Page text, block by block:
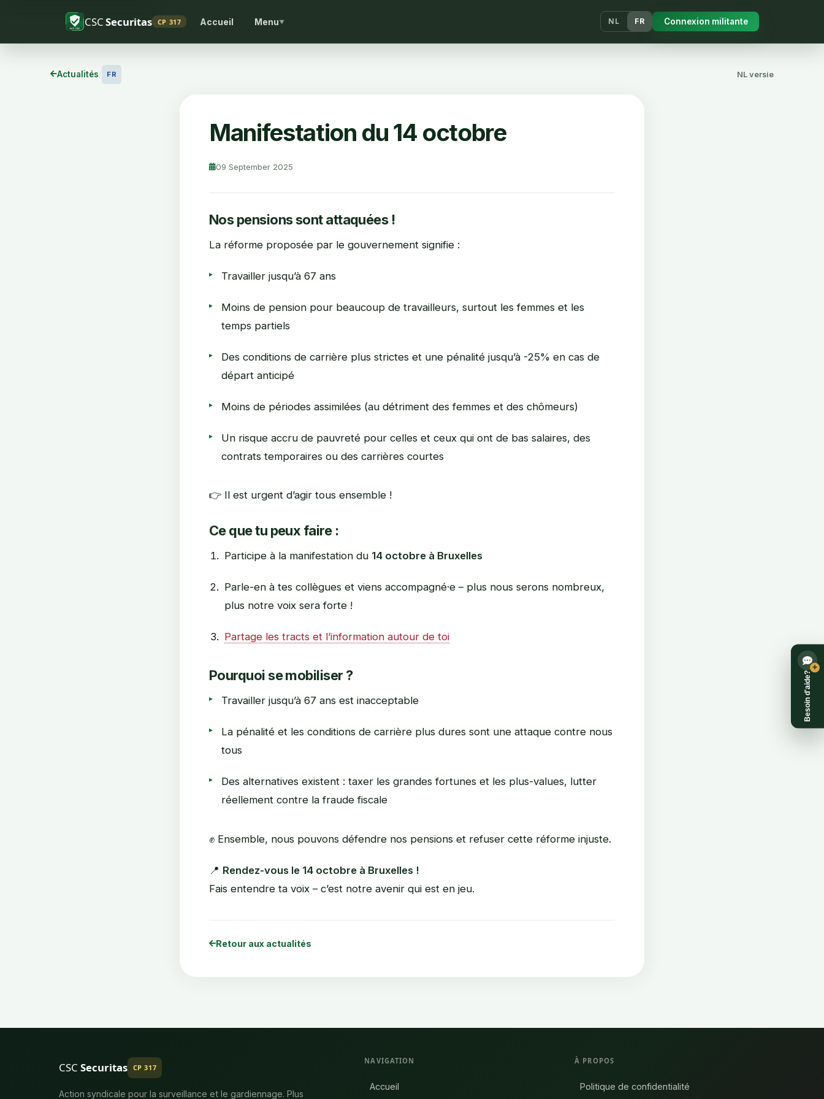
CSCSecuritas CP 317 Accueil Menu▼ NL FR Connexion militante
+
Besoin d'aide?
Actualités FR NL versie
Manifestation du 14 octobre
09 September 2025
Nos pensions sont attaquées !
La réforme proposée par le gouvernement signifie :
Travailler jusqu’à 67 ans
Moins de pension pour beaucoup de travailleurs, surtout les femmes et les
temps partiels
Des conditions de carrière plus strictes et une pénalité jusqu’à -25% en cas de
départ anticipé
Moins de périodes assimilées (au détriment des femmes et des chômeurs)
Un risque accru de pauvreté pour celles et ceux qui ont de bas salaires, des
contrats temporaires ou des carrières courtes
👉 Il est urgent d’agir tous ensemble !
Ce que tu peux faire :
Participe à la manifestation du 14 octobre à Bruxelles
Parle-en à tes collègues et viens accompagné·e – plus nous serons nombreux,
plus notre voix sera forte !
Partage les tracts et l’information autour de toi
Pourquoi se mobiliser ?
Travailler jusqu’à 67 ans est inacceptable
La pénalité et les conditions de carrière plus dures sont une attaque contre nous
tous
Des alternatives existent : taxer les grandes fortunes et les plus-values, lutter
réellement contre la fraude fiscale
✊ Ensemble, nous pouvons défendre nos pensions et refuser cette réforme injuste.
📍 Rendez-vous le 14 octobre à Bruxelles !
Fais entendre ta voix – c’est notre avenir qui est en jeu.
Retour aux actualités
CSC Securitas CP 317
Action syndicale pour la surveillance et le gardiennage. Plus
NAVIGATION
Accueil
À PROPOS
Politique de confidentialité